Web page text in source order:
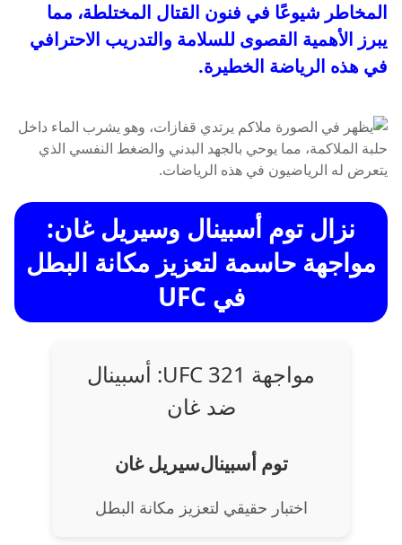
المخاطر شيوعًا في فنون القتال المختلطة، مما
يبرز الأهمية القصوى للسلامة والتدريب الاحترافي
في هذه الرياضة الخطيرة.
نزال توم أسبينال وسيريل غان:
مواجهة حاسمة لتعزيز مكانة البطل
في UFC
مواجهة UFC 321: أسبينال
ضد غان
توم أسبينالسيريل غان
اختبار حقيقي لتعزيز مكانة البطل